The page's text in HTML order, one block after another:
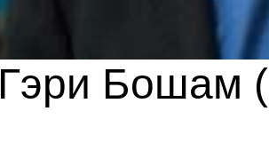
Гэри Бошам